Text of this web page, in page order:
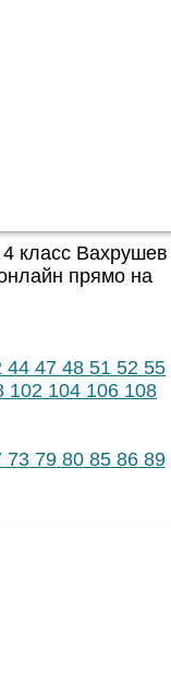
класс Вахрушев
прямо на
44 47 48 51 52 55
102 104 106 108
737980858689